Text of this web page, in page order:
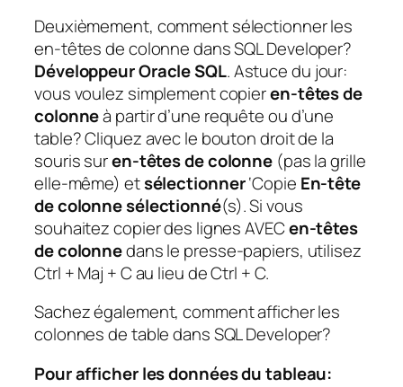
Deuxièmement, comment sélectionner les
en-têtes de colonne dans SQL Developer?
Développeur Oracle SQL. Astuce du jour:
vous voulez simplement copieren-têtes de
colonneà partir d’une requête ou d’une
table? Cliquez avec le bouton droit de la
souris suren-têtes de colonne (pas la grille
elle-même) etsélectionner‘Copie En-tête
de colonne sélectionné(s). Si vous
souhaitez copier des lignes AVECen-têtes
de colonnedans le presse-papiers, utilisez
Ctrl + Maj + C au lieu de Ctrl + C.
Sachez également, comment afficher les
colonnes de table dans SQL Developer?
Pour afficher les données du tableau: